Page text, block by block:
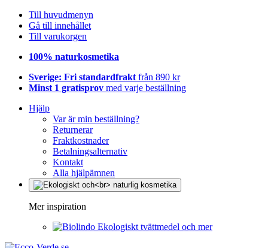
Till huvudmenyn
Gå till innehållet
Till varukorgen
100% naturkosmetika
Sverige: Fri standardfrakt från 890 kr
Minst 1 gratisprov med varje beställning
Hjälp
Var är min beställning?
Returnerar
Fraktkostnader
Betalningsalternativ
Kontakt
Alla hjälpämnen
Mer inspiration
Ekologiskt tvättmedel och mer